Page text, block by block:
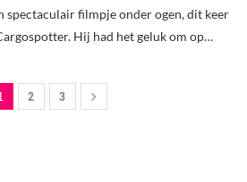
spectaculair filmpje onder ogen, dit keer
Hij had het geluk om op…
2 3